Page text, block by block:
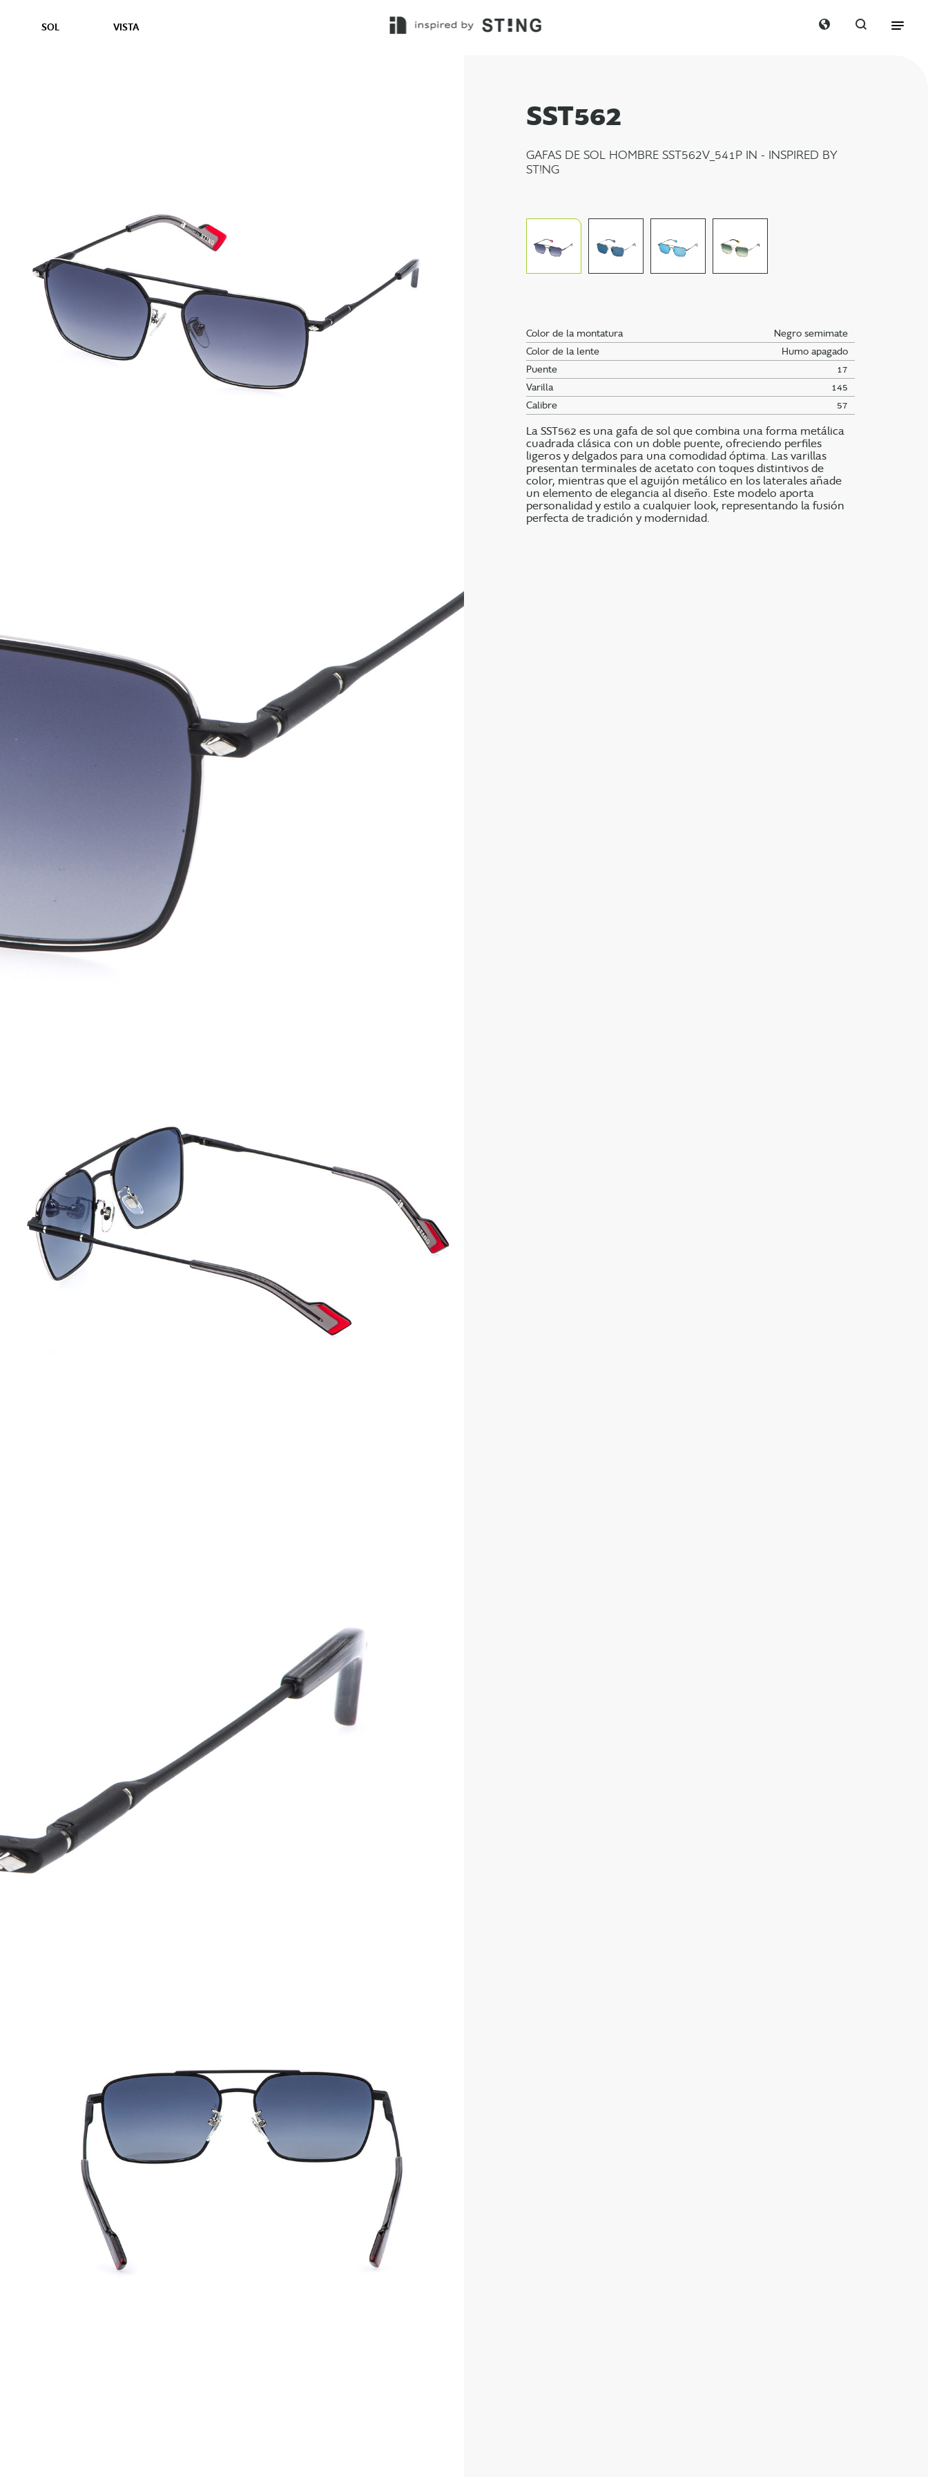
SOL VISTA
SST562
GAFAS DE SOL HOMBRE SST562V_541P IN - INSPIRED BY
ST!NG
Color de la montatura
Negro semimate
Color de la lente
Humo apagado
Puente
17
Varilla
145
Calibre
57
La SST562 es una gafa de sol que combina una forma metálica
cuadrada clásica con un doble puente, ofreciendo perfiles
ligeros y delgados para una comodidad óptima. Las varillas
presentan terminales de acetato con toques distintivos de
color, mientras que el aguijón metálico en los laterales añade
un elemento de elegancia al diseño. Este modelo aporta
personalidad y estilo a cualquier look, representando la fusión
perfecta de tradición y modernidad.